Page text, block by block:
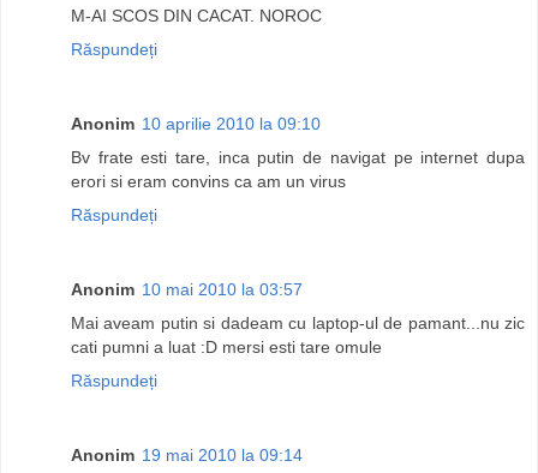
M-AI SCOS DIN CACAT. NOROC
Răspundeți
Anonim 10 aprilie 2010 la 09:10
Bv frate esti tare, inca putin de navigat pe internet dupa
erori si eram convins ca am un virus
Răspundeți
Anonim 10 mai 2010 la 03:57
Mai aveam putin si dadeam cu laptop-ul de pamant...nu zic
cati pumni a luat :D mersi esti tare omule
Răspundeți
Anonim 19 mai 2010 la 09:14